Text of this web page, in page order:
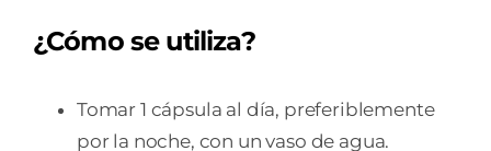
¿Cómo se utiliza?
Tomar 1 cápsula al día, preferiblemente
por la noche, con un vaso de agua.